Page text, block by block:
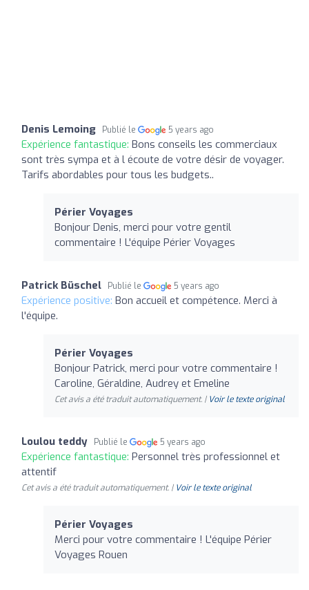
Denis Lemoing Publié le 5 years ago
Expérience fantastique: Bons conseils les commerciaux
sont très sympa et à l écoute de votre désir de voyager.
Tarifs abordables pour tous les budgets..
Périer Voyages
Bonjour Denis, merci pour votre gentil
commentaire ! L'équipe Périer Voyages
Patrick Büschel Publié le 5 years ago
Expérience positive: Bon accueil et compétence. Merci à
l'équipe.
Périer Voyages
Bonjour Patrick, merci pour votre commentaire !
Caroline, Géraldine, Audrey et Emeline
Cet avis a été traduit automatiquement. | Voir le texte original
Loulou teddy Publié le 5 years ago
Expérience fantastique: Personnel très professionnel et
attentif
Cet avis a été traduit automatiquement. | Voir le texte original
Périer Voyages
Merci pour votre commentaire ! L'équipe Périer
Voyages Rouen